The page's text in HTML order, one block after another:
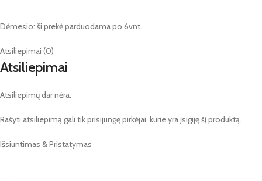
Dėmesio: ši prekė parduodama po 6vnt.
Atsiliepimai (0)
Atsiliepimai
Atsiliepimų dar nėra.
Rašyti atsiliepimą gali tik prisijungę pirkėjai, kurie yra įsigiję šį produktą.
Išsiuntimas & Pristatymas